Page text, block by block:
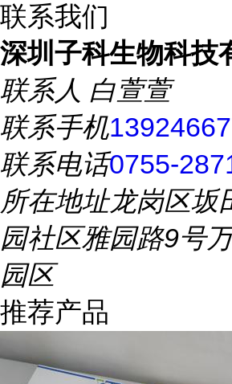
联系我们
深圳子科生物科技
联系人 白萱萱
联系手机
联系电话0755-
所在地址龙岗区坂
园社区雅园路9号
园区
推荐产品